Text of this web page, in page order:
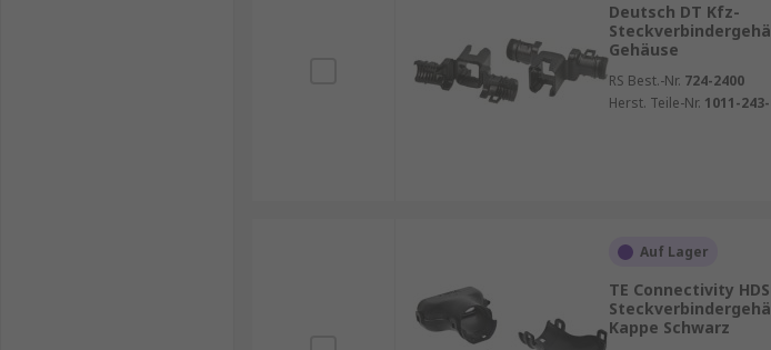
Deutsch DT Kfz-
Gehäuse
RS Best.-Nr. 724-2400
Herst. Teile-Nr. 1011-
Auf Lager
TE Connectivity
Kappe Schwarz